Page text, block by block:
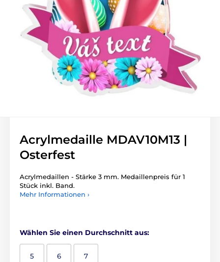
Acrylmedaille MDAV10M13 |
Osterfest
Acrylmedaillen - Stärke 3 mm. Medaillenpreis für 1
Stück inkl. Band.
Mehr Informationen ›
Wählen Sie einen Durchschnitt aus:
5 6 7